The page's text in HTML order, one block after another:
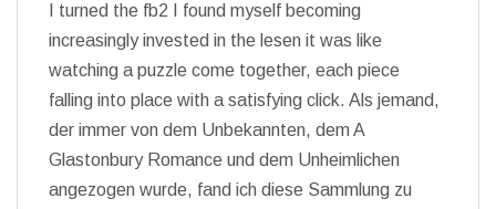
I turned the fb2 I found myself becoming
increasingly invested in the lesen it was like
watching a puzzle come together, each piece
falling into place with a satisfying click. Als jemand,
der immer von dem Unbekannten, dem A
Glastonbury Romance und dem Unheimlichen
angezogen wurde, fand ich diese Sammlung zu